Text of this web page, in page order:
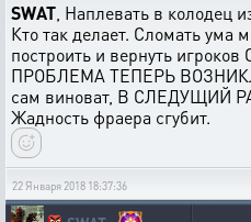
SWAT , Наплевать в колодец
Кто так делает. Сломать ума
построить и вернуть
ПРОБЛЕМА ТЕПЕРЬ
сам виноват, В СЛЕДУЩИЙ
Жадность фраера сгубит.
22 Января 2018 18:37:36